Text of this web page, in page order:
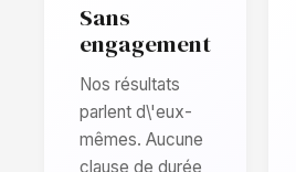
Sans
engagement
Nos résultats
parlent d\'eux-
mêmes. Aucune
clause de durée